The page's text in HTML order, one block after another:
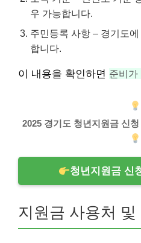
우 가능합니다.
주민등록 사항 – 경기도
합니다.
이 내용을 확인하면 준비가
2025 경기도 청년지원금 신
청년지원금 신
지원금 사용처 및